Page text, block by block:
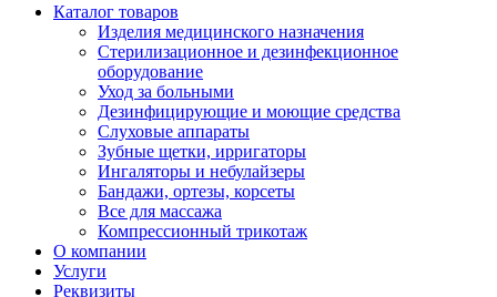
Каталог товаров
Изделия медицинского назначения
Стерилизационное и дезинфекционное
оборудование
Уход за больными
Дезинфицирующие и моющие средства
Слуховые аппараты
Зубные щетки, ирригаторы
Ингаляторы и небулайзеры
Бандажи, ортезы, корсеты
Все для массажа
Компрессионный трикотаж
О компании
Услуги
Реквизиты